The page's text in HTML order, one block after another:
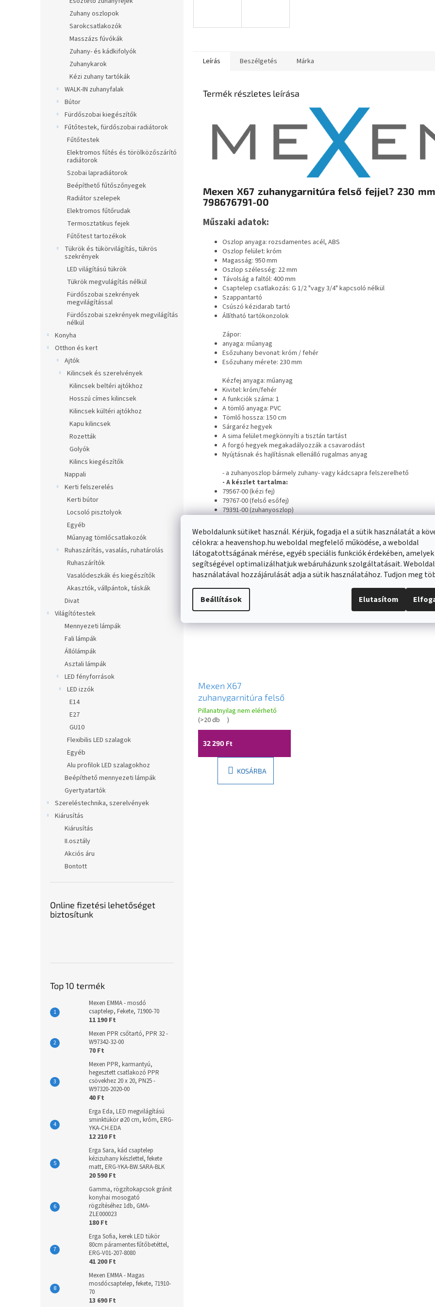
Weboldalunk sütiket használ. Kérjük, fogadja el a sütik használatát a
célokra: a heavenshop.hu weboldal megfelelő működése, a weboldal
látogatottságának mérése, egyéb speciális funkciók érdekében, amelyek
segítségével optimalizálhatjuk webáruházunk szolgáltatásait.
használatával hozzájárulását adja a sütik használatához. Tudjon meg
Beállítások Elutasítom
Zuhany oszlopok
Sarokcsatlakozók
Masszázs fúvókák
Zuhany- és kádkifolyók
Zuhanykarok
Kézi zuhany tartókák
WALK-IN zuhanyfalak
Bútor
Fürdőszobai kiegészítők
Fűtőtestek, fürdőszobai radiátorok
Fűtőtestek
Elektromos fűtés és törölközőszárító
radiátorok
Szobai lapradiátorok
Beépíthető fűtőszőnyegek
Radiátor szelepek
Elektromos fűtőrudak
Termosztatikus fejek
Fűtőtest tartozékok
Tükrök és tükörvilágítás, tükrös
szekrények
LED világítású tükrök
Tükrök megvulágítás nélkül
Fürdőszobai szekrények
megvilágítással
Fürdőszobai szekrények megvilágítás
nélkül
Konyha
Otthon és kert
Ajtók
Kilincsek és szerelvények
Kilincsek beltéri ajtókhoz
Hosszú címes kilincsek
Kilincsek kültéri ajtókhoz
Kapu kilincsek
Rozetták
Golyók
Kilincs kiegészítők
Nappali
Kerti felszerelés
Kerti bútor
Locsoló pisztolyok
Egyéb
Műanyag tömlőcsatlakozók
Ruhaszárítás, vasalás, ruhatárolás
Ruhaszárítók
Vasalódeszkák és kiegészítők
Akasztók, vállpántok, táskák
Divat
Világítótestek
Mennyezeti lámpák
Fali lámpák
Állólámpák
Asztali lámpák
LED fényforrások
LED izzók
E14
E27
GU10
Flexibilis LED szalagok
Egyéb
Alu profilok LED szalagokhoz
Beépíthető mennyezeti lámpák
Gyertyatartók
Szereléstechnika, szerelvények
Kiárusítás
Kiárusítás
II.osztály
Akciós áru
Bontott
Online fizetési lehetőséget
biztosítunk
Top 10 termék
Mexen EMMA - mosdó
csaptelep, Fekete, 71900-70
11 190 Ft
Mexen PPR csőtartó, PPR 32 -
W97342-32-00
70 Ft
Mexen PPR, karmantyú,
hegesztett csatlakozó PPR
csövekhez 20 x 20, PN25 -
W97320-2020-00
40 Ft
Erga Eda, LED megvilágítású
sminktükör ø20 cm, króm, ERG-
YKA-CH.EDA
12 210 Ft
Erga Sara, kád csaptelep
kézizuhany készlettel, fekete
matt, ERG-YKA-BW.SARA-BLK
20 590 Ft
Gamma, rögzítokapcsok gránit
konyhai mosogató
rögzítéséhez 1db, GMA-
ZLE000023
180 Ft
Erga Sofia, kerek LED tükör
80cm páramentes fűtőbetéttel,
ERG-V01-207-8080
41 200 Ft
Mexen EMMA - Magas
mosdócsaptelep, fekete, 71910-
70
13 690 Ft
Leírás Beszélgetés Márka
Termék részletes leírása
Mexen X67 zuhanygarnitúra felső fejjel? 230
798676791-00
Műszaki adatok:
Oszlop anyaga: rozsdamentes acél, ABS
Oszlop felület: króm
Magasság: 950 mm
Oszlop szélesség: 22 mm
Távolság a faltól: 400 mm
Csaptelep csatlakozás: G 1/2 "vagy 3/4" kapcsoló nélkül
Szappantartó
Csúszó kézidarab tartó
Állítható tartókonzolok
Zápor:
anyaga: műanyag
Esőzuhany bevonat: króm / fehér
Esőzuhany mérete: 230 mm
Kézfej anyaga: műanyag
Kivitel: króm/fehér
A funkciók száma: 1
A tömlő anyaga: PVC
Tömlő hossza: 150 cm
Sárgaréz hegyek
A sima felület megkönnyíti a tisztán tartást
A forgó hegyek megakadályozzák a csavarodást
Nyújtásnak és hajlításnak ellenálló rugalmas anyag
- a zuhanyoszlop bármely zuhany- vagy kádcsapra felszerelhető
- A készlet tartalma:
79567-00 (kézi fej)
79767-00 (felső esőfej)
79391-00 (zuhanyoszlop)
Hasonló termékek
Mexen X67
zuhanygarnitúra felső
fejjel 230 mm, fekete,
798676791-70
Pillanatnyilag nem elérhető
(>20 db )
32 290 Ft
KOSÁRBA